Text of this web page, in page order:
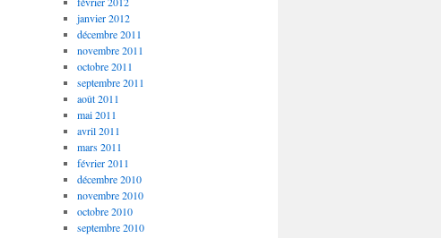
janvier 2012
décembre 2011
novembre 2011
octobre 2011
septembre 2011
août 2011
mai 2011
avril 2011
mars 2011
février 2011
décembre 2010
novembre 2010
octobre 2010
septembre 2010